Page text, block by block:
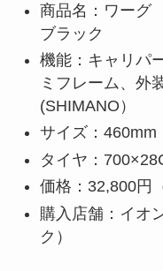
商品名：ワー
ブラック
機能：キャリパ
ミフレーム、外
(SHIMANO）
サイズ：460mm
タイヤ：
価格：32,800円
購入店舗：イオ
ク）